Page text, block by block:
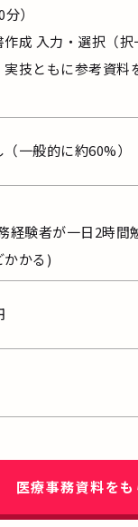
）
作成 入力・選択（
技ともに参考資料
一般的に約60%）
経験者が一日2時間
かかる)
所(クリニック)など
医療事務資料をも